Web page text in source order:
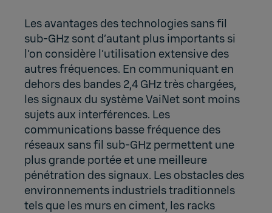
Les avantages des technologies sans fil
sub-GHz sont d’autant plus importants si
l’on considère l’utilisation extensive des
autres fréquences. En communiquant en
dehors des bandes 2,4 GHz très chargées,
les signaux du système VaiNet sont moins
sujets aux interférences. Les
communications basse fréquence des
réseaux sans fil sub-GHz permettent une
plus grande portée et une meilleure
pénétration des signaux. Les obstacles des
environnements industriels traditionnels
tels que les murs en ciment, les racks